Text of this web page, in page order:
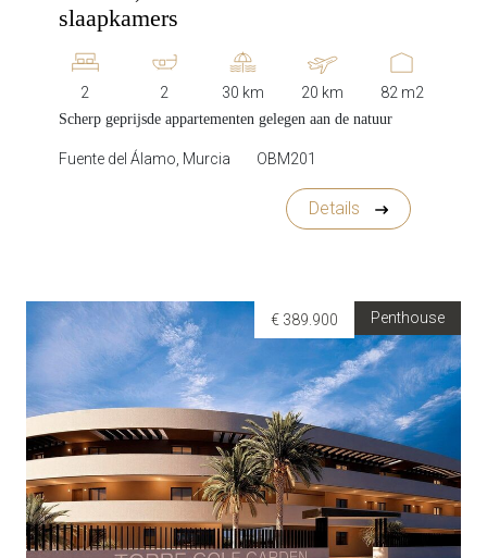
slaapkamers
2 2 30 km 20 km 82 m2
Scherp geprijsde appartementen gelegen aan de natuur
Fuente del Álamo, Murcia OBM201
Details
Penthouse
€ 389.900